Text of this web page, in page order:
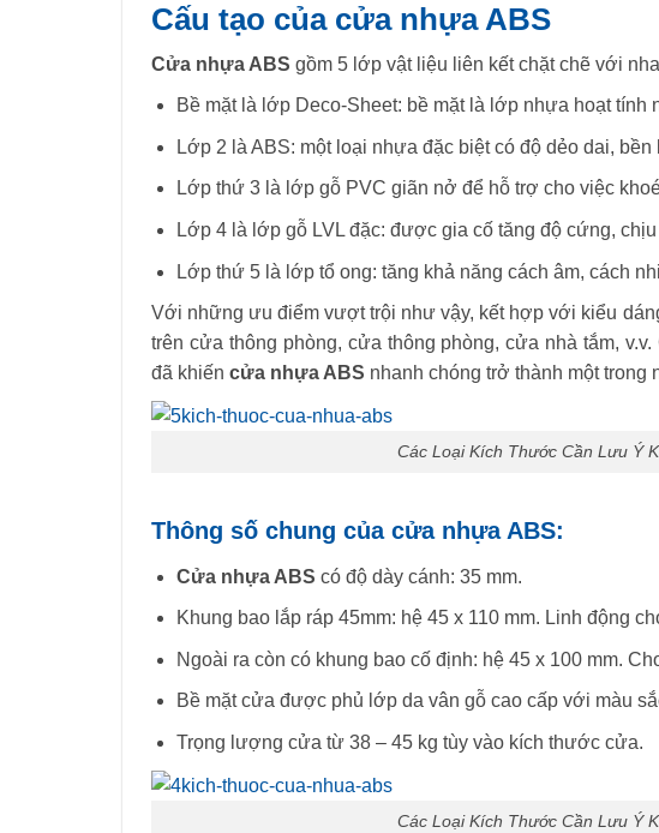
Cấu tạo của cửa nhựa ABS
Cửa nhựa ABS gồm 5 lớp vật liệu liên kết chặt chẽ với
Bề mặt là lớp Deco-Sheet: bề mặt là lớp nhựa hoạt
Lớp 2 là ABS: một loại nhựa đặc biệt có độ dẻo dai,
Lớp thứ 3 là lớp gỗ PVC giãn nở để hỗ trợ cho việc
Lớp 4 là lớp gỗ LVL đặc: được gia cố tăng độ cứng,
Lớp thứ 5 là lớp tổ ong: tăng khả năng cách âm, cách
Với những ưu điểm vượt trội như vậy, kết hợp với kiểu
trên cửa thông phòng, cửa thông phòng, cửa nhà tắm,
đã khiến cửa nhựa ABS nhanh chóng trở thành một
Các Loại Kích Thước Cần Lưu Ý
Thông số chung của cửa nhựa ABS:
Cửa nhựa ABS có độ dày cánh: 35 mm.
Khung bao lắp ráp 45mm: hệ 45 x 110 mm. Linh động
Ngoài ra còn có khung bao cố định: hệ 45 x 100 mm.
Bề mặt cửa được phủ lớp da vân gỗ cao cấp với màu
Trọng lượng cửa từ 38 – 45 kg tùy vào kích thước cửa.
Các Loại Kích Thước Cần Lưu Ý